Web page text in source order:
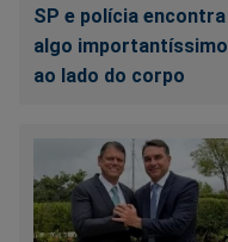
SP e polícia encontra
algo importantíssimo
ao lado do corpo